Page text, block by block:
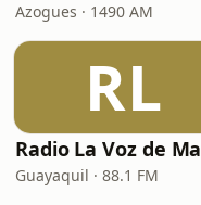
Azogues · 1490 AM
RL
Radio La Voz de
Guayaquil · 88.1 FM